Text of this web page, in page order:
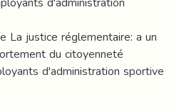
La justice réglementaire: a un
du citoyenneté
d'administration sportive